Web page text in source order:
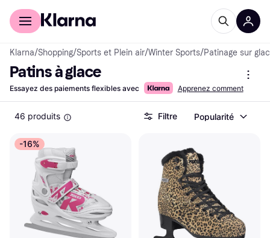
Acheter avec Klarna
Klarna/Shopping/Sports et Plein air/Winter Sports/Patinage sur
Patins à glace
Essayez des paiements flexibles avec Apprenez comment
46 produits Filtre Popularité
-16%